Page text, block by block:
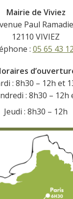
Mairie de Viviez
Paul
12110 VIVIEZ
: 05 65 43
: 8h30 – 12h et
: 8h30 – 12h
Jeudi : 8h30 – 12h
CONTACTEZ-NOUS